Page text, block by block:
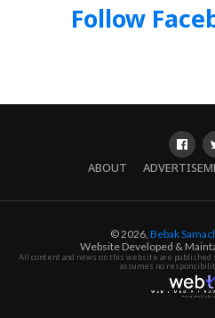
Follow
ABOUT
© 2026, Bebak
Website Developed &
All content and news on this website are
assumes no